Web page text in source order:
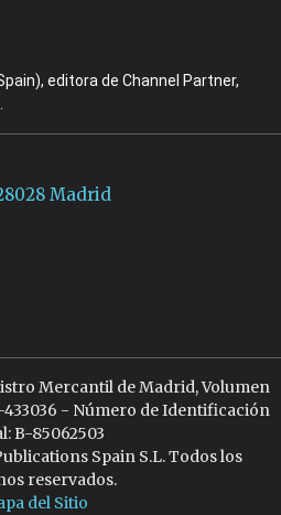
editora de Channel Partner,
Madrid
Mercantil de Madrid, Volumen
433036 - Número de Identificación
B-85062503
Spain S.L. Todos los
reservados.
del Sitio